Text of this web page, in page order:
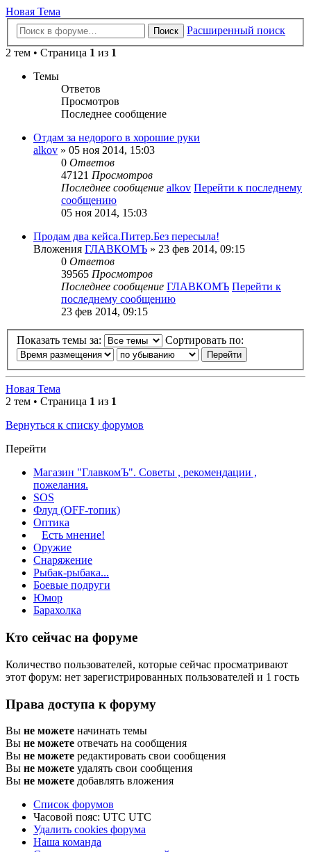
Новая Тема
Поиск
Расширенный поиск
2 тем • Страница 1 из 1
Темы
Ответов
Просмотров
Последнее сообщение
Отдам за недорого в хорошие руки
alkov » 05 ноя 2014, 15:03
0 Ответов
47121 Просмотров
Последнее сообщение alkov Перейти к последнему
сообщению
05 ноя 2014, 15:03
Продам два кейса.Питер.Без пересыла!
Вложения ГЛАВКОМЪ » 23 фев 2014, 09:15
0 Ответов
39565 Просмотров
Последнее сообщение ГЛАВКОМЪ Перейти к
последнему сообщению
23 фев 2014, 09:15
Показать темы за: Сортировать по:
Новая Тема
2 тем • Страница 1 из 1
Вернуться к списку форумов
Перейти
Магазин "ГлавкомЪ". Советы , рекомендации ,
пожелания.
SOS
Флуд (OFF-топик)
Оптика
Есть мнение!
Оружие
Снаряжение
Рыбак-рыбака...
Боевые подруги
Юмор
Барахолка
Кто сейчас на форуме
Количество пользователей, которые сейчас просматривают
этот форум: нет зарегистрированных пользователей и 1 гость
Права доступа к форуму
Вы не можете начинать темы
Вы не можете отвечать на сообщения
Вы не можете редактировать свои сообщения
Вы не можете удалять свои сообщения
Вы не можете добавлять вложения
Список форумов
Часовой пояс: UTC UTC
Удалить cookies форума
Наша команда